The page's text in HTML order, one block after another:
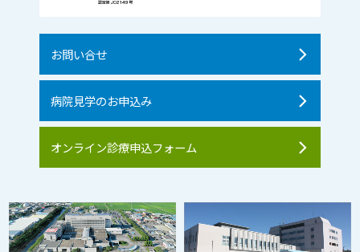
お問い合せ
病院見学のお申込み
オンライン診療申込フォーム